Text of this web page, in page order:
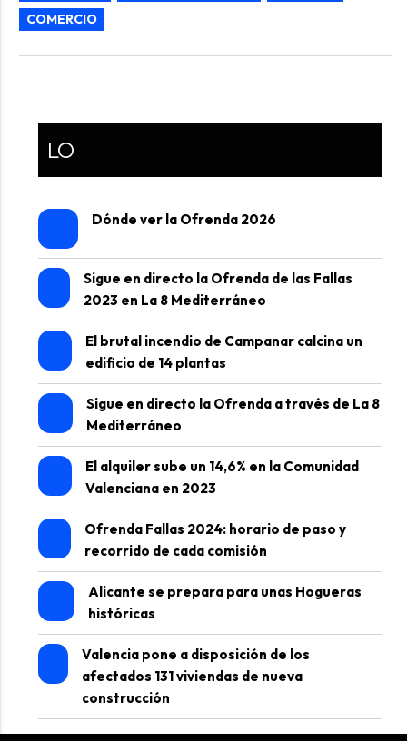
COMERCIO
LO
Dónde ver la Ofrenda 2026
Sigue en directo la Ofrenda de las Fallas
2023 en La 8 Mediterráneo
El brutal incendio de Campanar calcina un
edificio de 14 plantas
Sigue en directo la Ofrenda a través de La 8
Mediterráneo
El alquiler sube un 14,6% en la Comunidad
Valenciana en 2023
Ofrenda Fallas 2024: horario de paso y
recorrido de cada comisión
Alicante se prepara para unas Hogueras
históricas
Valencia pone a disposición de los
afectados 131 viviendas de nueva
construcción